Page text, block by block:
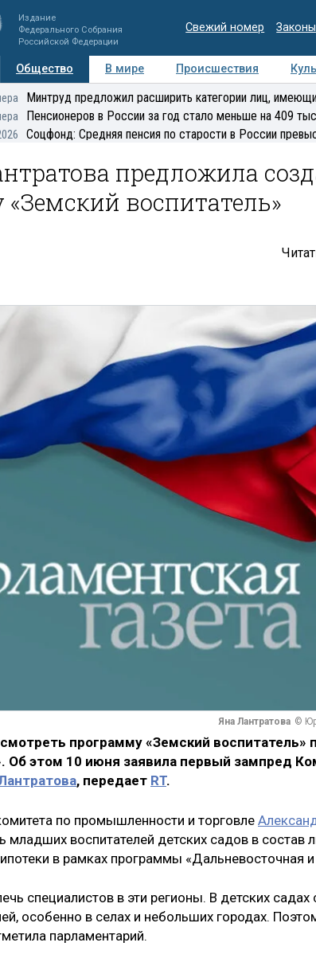
Издание
Федерального Собрания
Российской Федерации
Свежий номер Законы
Общество В мире Происшествия
Регионы Медиацентр Интервью
Минтруд предложил расширить категории лиц,
Пенсионеров в России за год стало меньше на 409
Соцфонд: Средняя пенсия по старости в России
предложила
воспитатель»
Яна Лантратова ©
программу «Земский воспитатель»
Об этом 10 июня заявила первый зампред
, передает RT.
по промышленности и торговле
младших воспитателей детских садов в состав
в рамках программы «Дальневосточная и
специалистов в эти регионы. В детских
особенно в селах и небольших городах.
парламентарий.